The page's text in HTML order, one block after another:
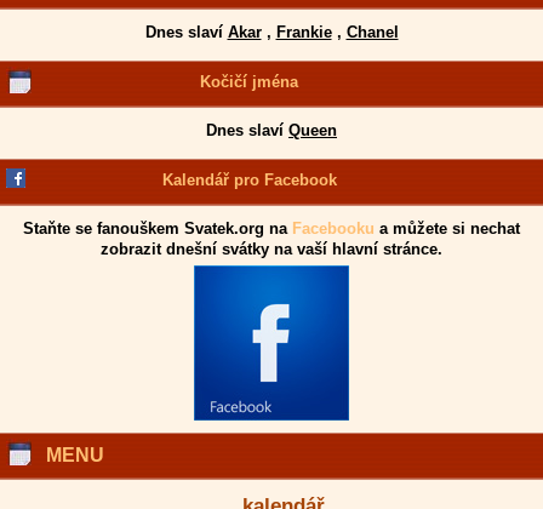
Dnes slaví Akar, Frankie, Chanel
Kočičí jména
Dnes slaví Queen
Kalendář pro Facebook
Staňte se fanouškem Svatek.org na Facebooku a můžete si nechat
zobrazit dnešní svátky na vaší hlavní stránce.
MENU